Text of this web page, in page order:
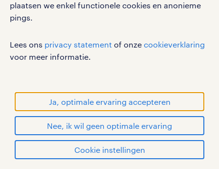
plaatsen we enkel functionele cookies en anonieme
pings.
Lees ons privacy statement of onze cookieverklaring
voor meer informatie.
Ja, optimale ervaring accepteren
Nee, ik wil geen optimale ervaring
Cookie instellingen
disclaimer
sitemap
RANDSTAD, HUMAN FORWARD en SHAPING THE
WORLD OF WORK zijn geregistreerde
© Randstad 2026